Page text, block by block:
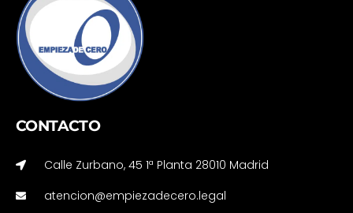
CONTACTO
Calle Zurbano, 45 1ª Planta 28010 Madrid
atencion@empiezadecero.legal